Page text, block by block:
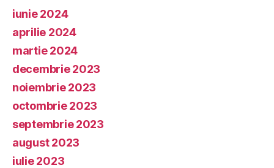
iunie 2024
aprilie 2024
martie 2024
decembrie 2023
noiembrie 2023
octombrie 2023
septembrie 2023
august 2023
iulie 2023